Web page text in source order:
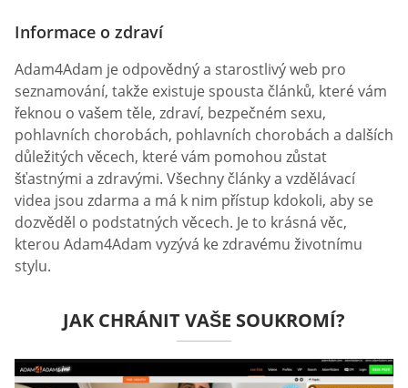
Informace o zdraví
Adam4Adam je odpovědný a starostlivý web pro
seznamování, takže existuje spousta článků, které vám
řeknou o vašem těle, zdraví, bezpečném sexu,
pohlavních chorobách, pohlavních chorobách a dalších
důležitých věcech, které vám pomohou zůstat
šťastnými a zdravými. Všechny články a vzdělávací
videa jsou zdarma a má k nim přístup kdokoli, aby se
dozvěděl o podstatných věcech. Je to krásná věc,
kterou Adam4Adam vyzývá ke zdravému životnímu
stylu.
JAK CHRÁNIT VAŠE SOUKROMÍ?